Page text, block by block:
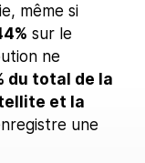
même si
sur le
ne
du total de la
et la
une